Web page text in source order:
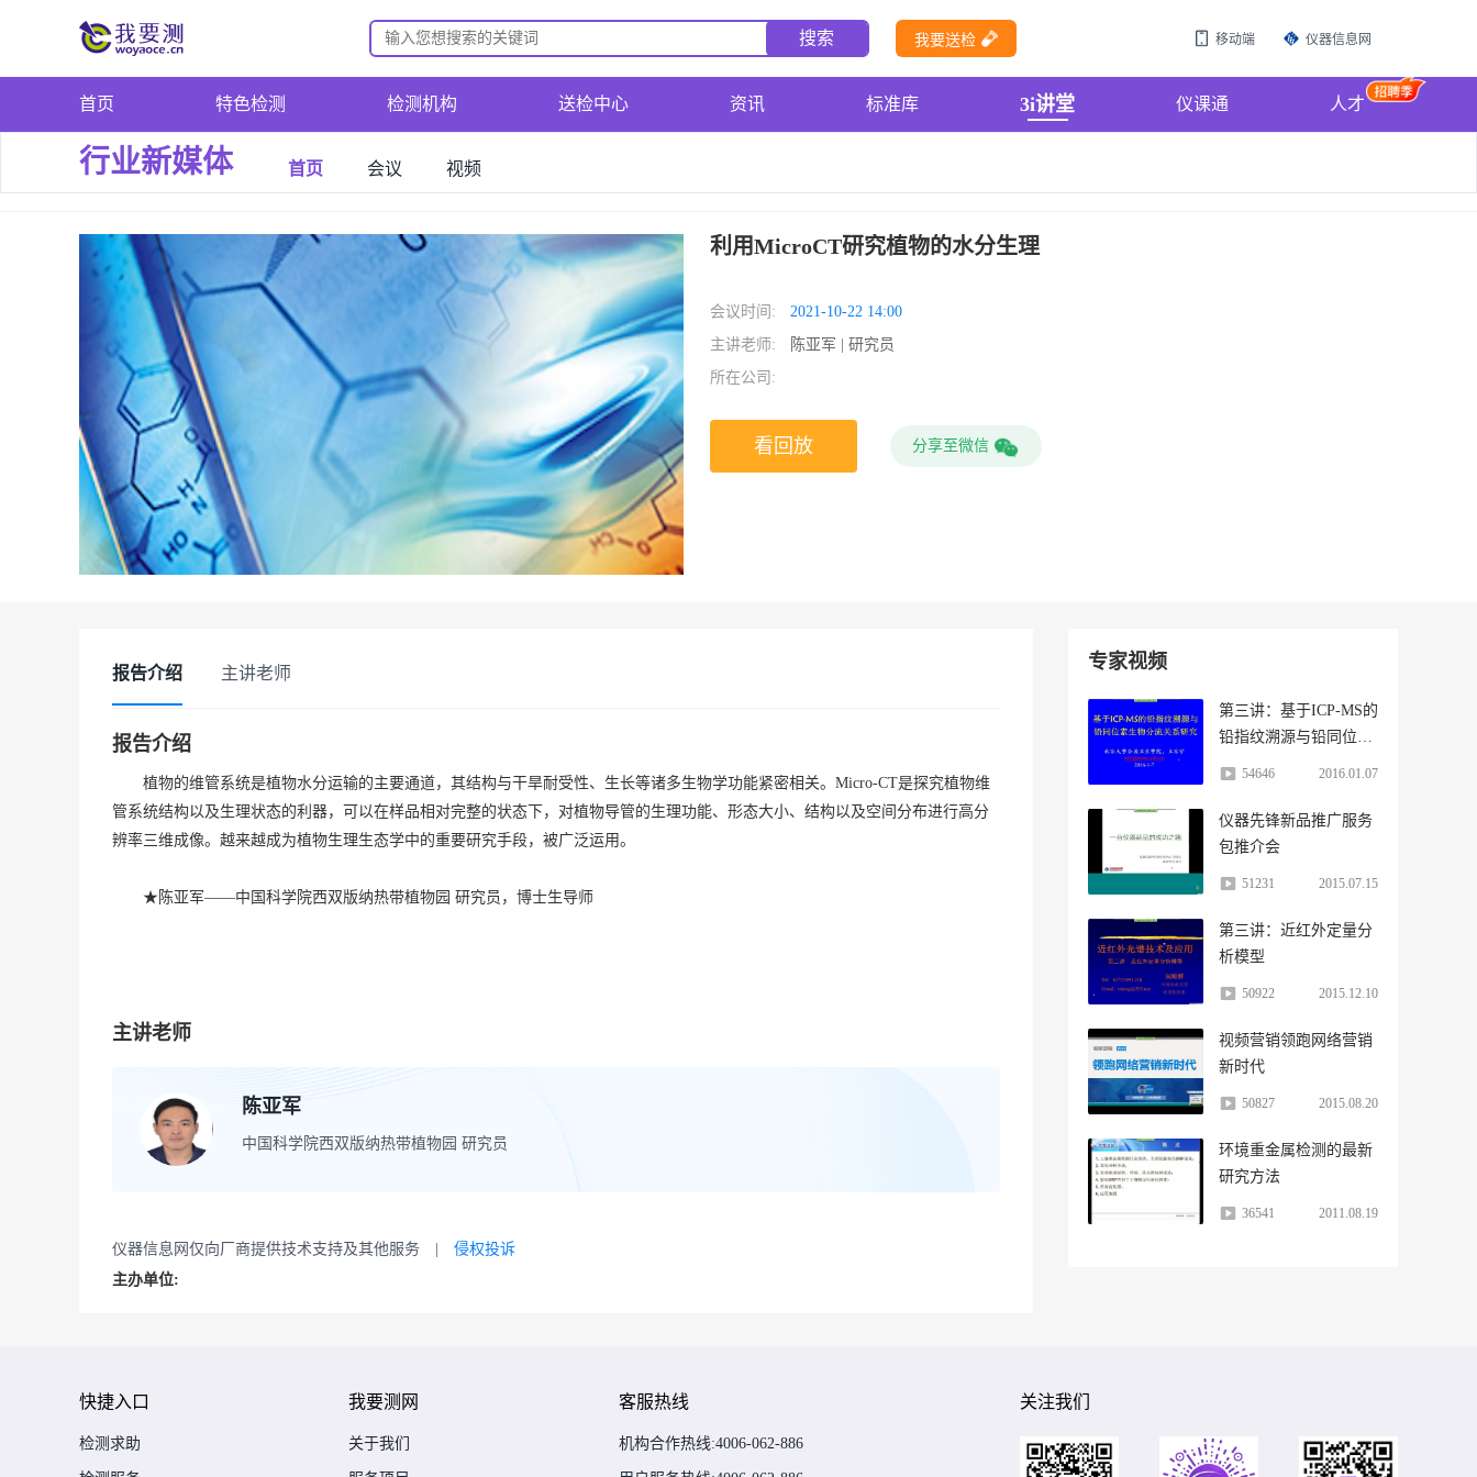
搜索 我要送检 移动端 仪器信息网
首页 特色检测 检测机构 送检中心 资讯 标准库 3i讲堂 仪课通 人才
行业新媒体 首页 会议 视频
利用MicroCT研究植物的水分生理
会议时间:
2021-10-22 14:00
主讲老师:
陈亚军 | 研究员
所在公司:
看回放 分享至微信
报告介绍 主讲老师
报告介绍
植物的维管系统是植物水分运输的主要通道，其结构与干旱耐受性、生长等诸多生物学功能紧密相关。Micro-CT是探究植物维
管系统结构以及生理状态的利器，可以在样品相对完整的状态下，对植物导管的生理功能、形态大小、结构以及空间分布进行高分
辨率三维成像。越来越成为植物生理生态学中的重要研究手段，被广泛运用。
★陈亚军——中国科学院西双版纳热带植物园 研究员，博士生导师
主讲老师
陈亚军
中国科学院西双版纳热带植物园 研究员
仪器信息网仅向厂商提供技术支持及其他服务 | 侵权投诉
主办单位:
专家视频
第三讲：基于ICP-MS的
铅指纹溯源与铅同位素
生物分流关系研究
54646 2016.01.07
仪器先锋新品推广服务
包推介会
51231 2015.07.15
第三讲：近红外定量分
析模型
50922 2015.12.10
视频营销领跑网络营销
新时代
50827 2015.08.20
环境重金属检测的最新
研究方法
36541 2011.08.19
快捷入口
检测求助
我要测网
关于我们
客服热线
机构合作热线:4006-062-886
关注我们